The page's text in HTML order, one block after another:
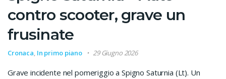
contro scooter, grave un
frusinate
Cronaca, In primo piano 29 Giugno 2026
Grave incidente nel pomeriggio a Spigno Saturnia (Lt). Un